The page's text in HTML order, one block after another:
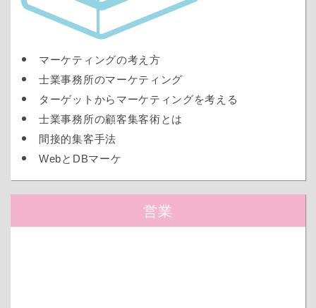
マーケティングの考え方
士業事務所のマーケティング
ターゲットからマーケティングを考える
士業事務所の顧客集客術とは
間接的集客手法
WebとDBマーケ
営業